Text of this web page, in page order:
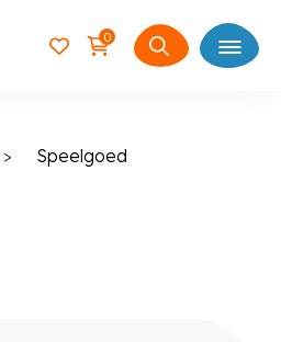
0
Zoeken
Open
> Speelgoed